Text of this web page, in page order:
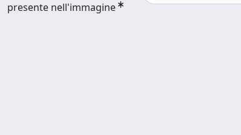
presente nell'immagine